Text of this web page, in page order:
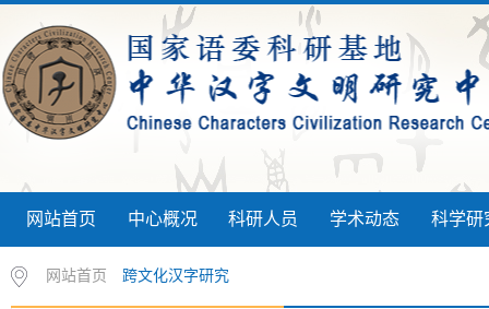
网站首页 中心概况 科研人员 学术动态 科学研
网站首页 跨文化汉字研究